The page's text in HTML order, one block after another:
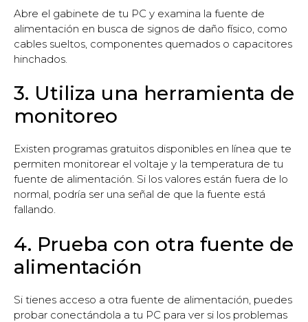
Abre el gabinete de tu PC y examina la fuente de
alimentación en busca de signos de daño físico, como
cables sueltos, componentes quemados o capacitores
hinchados.
3. Utiliza una herramienta de
monitoreo
Existen programas gratuitos disponibles en línea que te
permiten monitorear el voltaje y la temperatura de tu
fuente de alimentación. Si los valores están fuera de lo
normal, podría ser una señal de que la fuente está
fallando.
4. Prueba con otra fuente de
alimentación
Si tienes acceso a otra fuente de alimentación, puedes
probar conectándola a tu PC para ver si los problemas